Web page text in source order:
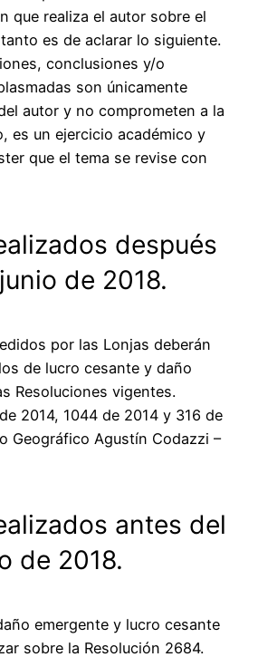
que realiza el autor sobre el
es de aclarar lo siguiente.
conclusiones y/o
son únicamente
autor y no comprometen a la
es un ejercicio académico y
que el tema se revise con
después
de 2018.
por las Lonjas deberán
de lucro cesante y daño
Resoluciones vigentes.
2014, 1044 de 2014 y 316 de
Geográfico Agustín Codazzi –
antes del
de 2018.
emergente y lucro cesante
sobre la Resolución 2684.